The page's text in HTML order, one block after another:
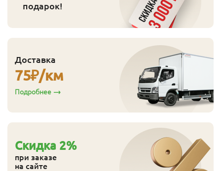
подарок!
Доставка
75₽/км
Подробнее
Cкидка 2%
при заказе
на сайте